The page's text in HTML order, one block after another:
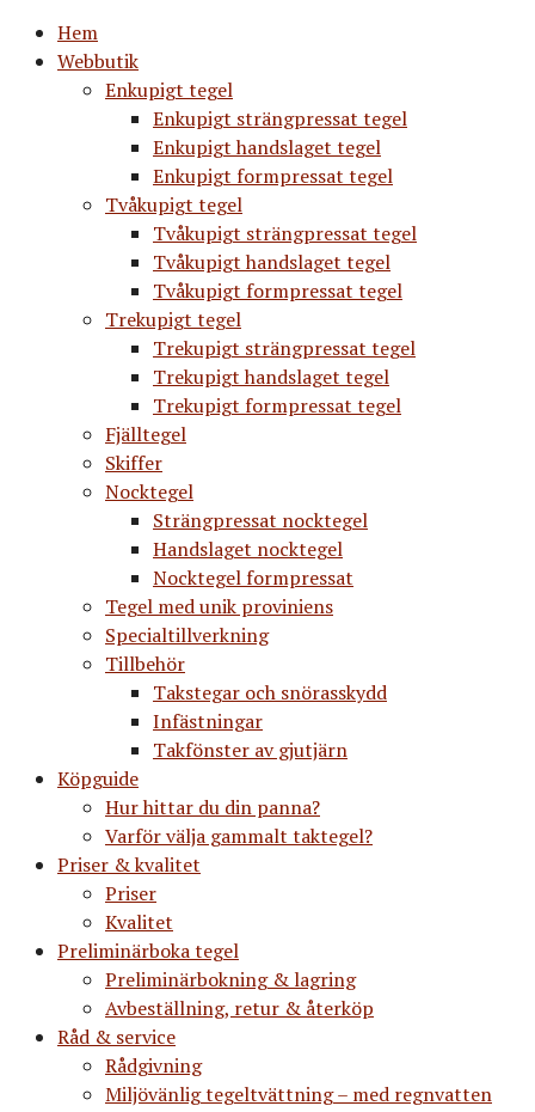
Hem
Webbutik
Enkupigt tegel
Enkupigt strängpressat tegel
Enkupigt handslaget tegel
Enkupigt formpressat tegel
Tvåkupigt tegel
Tvåkupigt strängpressat tegel
Tvåkupigt handslaget tegel
Tvåkupigt formpressat tegel
Trekupigt tegel
Trekupigt strängpressat tegel
Trekupigt handslaget tegel
Trekupigt formpressat tegel
Fjälltegel
Skiffer
Nocktegel
Strängpressat nocktegel
Handslaget nocktegel
Nocktegel formpressat
Tegel med unik proviniens
Specialtillverkning
Tillbehör
Takstegar och snörasskydd
Infästningar
Takfönster av gjutjärn
Köpguide
Hur hittar du din panna?
Varför välja gammalt taktegel?
Priser & kvalitet
Priser
Kvalitet
Preliminärboka tegel
Preliminärbokning & lagring
Avbeställning, retur & återköp
Råd & service
Rådgivning
Miljövänlig tegeltvättning – med regnvatten